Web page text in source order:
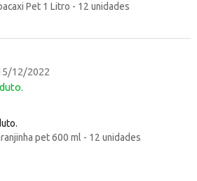
Pet 1 Litro - 12 unidades
12/2022
pet 600 ml - 12 unidades